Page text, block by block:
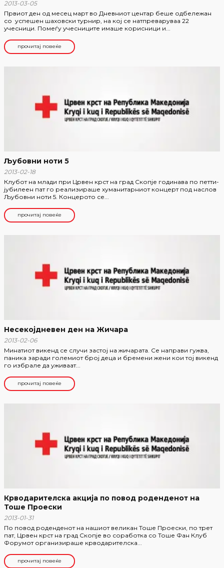
2013-03-05
Првиот ден од месец март во Дневниот центар беше одбележан
со успешен шаховски турнир, на кој се натпреваруваа 22
учесници. Помеѓу учесниците имаше корисници и...
прочитај повеќе
Љубовни ноти 5
2013-02-18
Клубот на млади при Црвен крст на град Скопје годинава по петти-
јубилеен пат го реализираше хуманитарниот концерт под наслов
Љубовни ноти 5. Концерото се...
прочитај повеќе
Несекојдневен ден на Жичара
2013-02-06
Минатиот викенд се случи застој на жичарата. Се направи гужва,
паника заради големиот број деца и бремени жени кои тој викенд
го избрале да уживаат...
прочитај повеќе
Крводарителска акција по повод роденденот на
Тоше Проески
2013-01-31
По повод роденденот на нашиот великан Тоше Проески, по трет
пат, Црвен крст на град Скопје во соработка со Тоше Фан Клуб
Форумот организираше крводарителска...
прочитај повеќе